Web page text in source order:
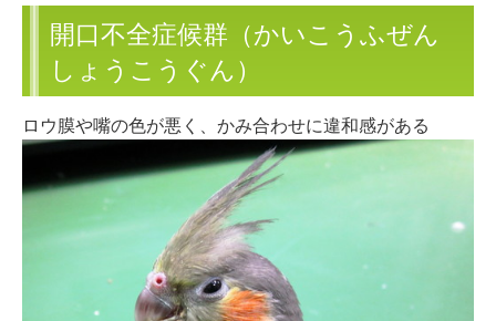
開口不全症候群（かいこうふぜん
しょうこうぐん）
ロウ膜や嘴の色が悪く、かみ合わせに違和感がある